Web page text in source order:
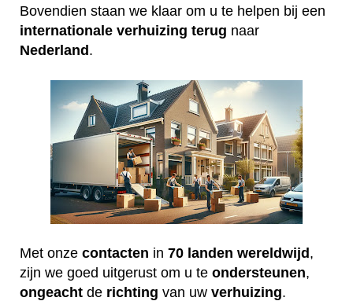
Bovendien staan we klaar om u te helpen bij een
internationale verhuizing terug naar
Nederland.
Met onze contacten in 70 landen wereldwijd,
zijn we goed uitgerust om u te ondersteunen,
ongeacht de richting van uw verhuizing.